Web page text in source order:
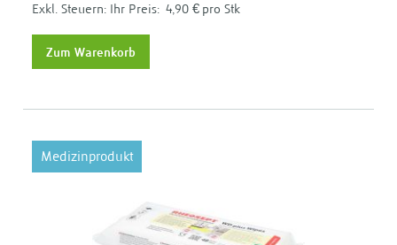
Ihr Preis: 4,90 € pro Stk
Zum Warenkorb
Medizinprodukt